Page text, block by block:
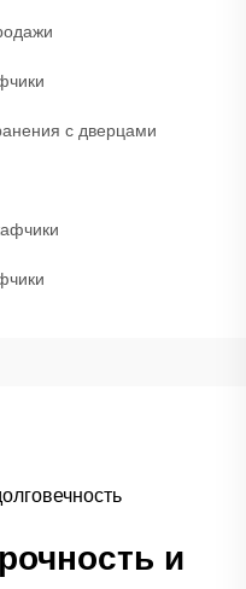
с дверцами
и